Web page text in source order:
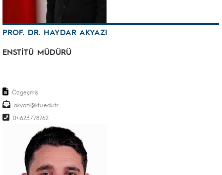
PROF. DR. HAYDAR AKYAZI
ENSTİTÜ MÜDÜRÜ
Özgeçmiş
akyazi@ktu.edu.tr
04623778762